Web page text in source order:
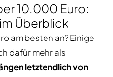
10.000 Euro:
Überblick
am besten an? Einige
dafür mehr als
letztendlich von